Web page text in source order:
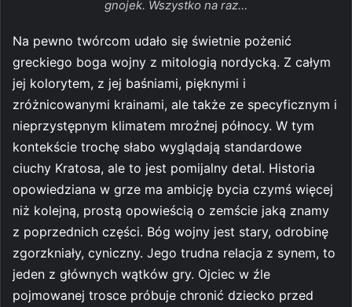
gnojek. Wszystko na raz…
Na pewno twórcom udało się świetnie pożenić
greckiego boga wojny z mitologią nordycką. Z całym
jej kolorytem, z jej baśniami, pięknymi i
zróżnicowanymi krainami, ale także ze specyficznym i
nieprzystępnym klimatem mroźnej północy. W tym
kontekście trochę słabo wyglądają standardowe
ciuchy Kratosa, ale to jest pomijalny detal. Historia
opowiedziana w grze ma ambicję bycia czymś więcej
niż kolejną, prostą opowieścią o zemście jaką znamy
z poprzednich części. Bóg wojny jest stary, odrobinę
zgorzkniały, cyniczny. Jego trudna relacja z synem, to
jeden z głównych wątków gry. Ojciec w źle
pojmowanej trosce próbuje chronić dziecko przed